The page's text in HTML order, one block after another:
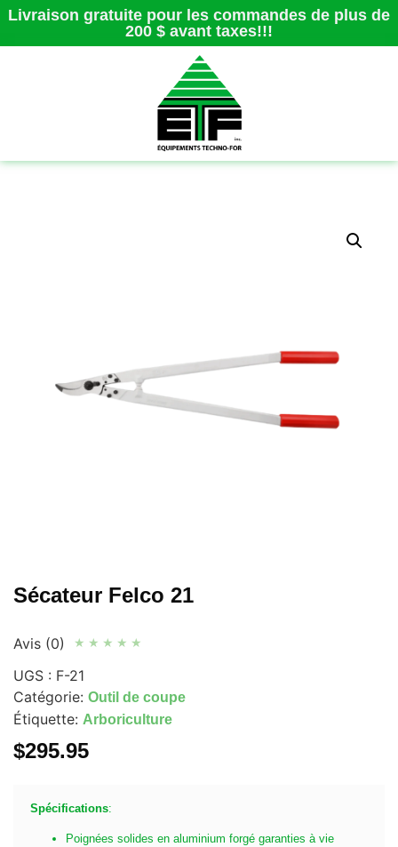
Livraison gratuite pour les commandes de plus de
200 $ avant taxes!!!
Sécateur Felco 21
Avis (0) ★ ★ ★ ★ ★
UGS : F-21
Catégorie: Outil de coupe
Étiquette: Arboriculture
$295.95
Spécifications:
Poignées solides en aluminium forgé garanties à vie